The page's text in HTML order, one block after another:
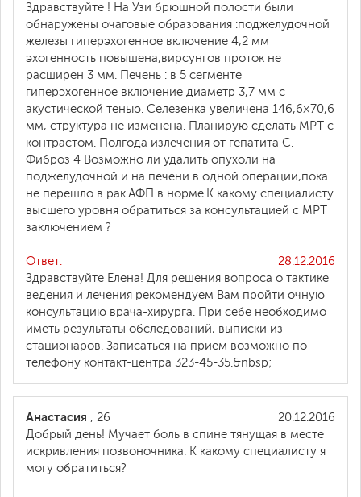
Здравствуйте ! На Узи брюшной полости были
обнаружены очаговые образования :поджелудочной
железы гиперэхогенное включение 4,2 мм
эхогенность повышена,вирсунгов проток не
расширен 3 мм. Печень : в 5 сегменте
гиперэхогенное включение диаметр 3,7 мм с
акустической тенью. Селезенка увеличена 146,6×70,6
мм, структура не изменена. Планирую сделать МРТ с
контрастом. Полгода излечения от гепатита С.
Фиброз 4 Возможно ли удалить опухоли на
поджелудочной и на печени в одной операции,пока
не перешло в рак.АФП в норме.К какому специалисту
высшего уровня обратиться за консультацией с МРТ
заключением ?
28.12.2016
Ответ:
Здравствуйте Елена! Для решения вопроса о тактике
ведения и лечения рекомендуем Вам пройти очную
консультацию врача-хирурга. При себе необходимо
иметь результаты обследований, выписки из
стационаров. Записаться на прием возможно по
телефону контакт-центра 323-45-35.&nbsp;
20.12.2016
Анастасия , 26
Добрый день! Мучает боль в спине тянущая в месте
искривления позвоночника. К какому специалисту я
могу обратиться?